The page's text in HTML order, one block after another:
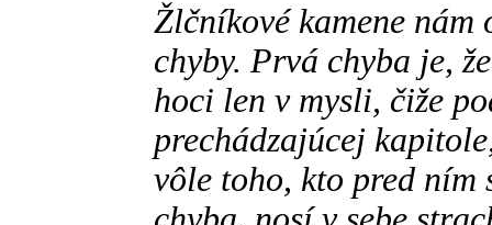
Žlčníkové kamene nám
chyby. Prvá chyba je,
hoci len v mysli, čiže
prechádzajúcej
vôle toho, kto pred